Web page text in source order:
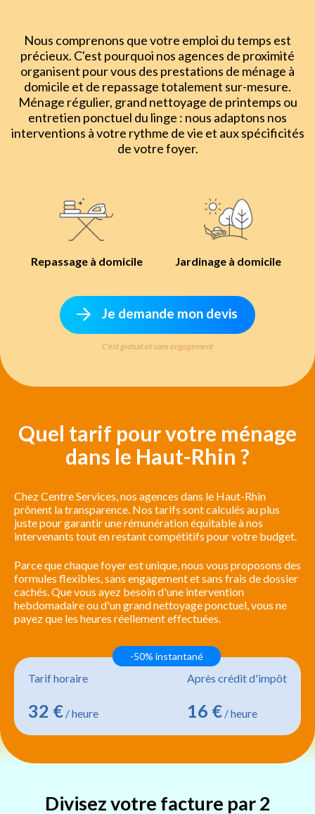
Nous comprenons que votre emploi du temps est
précieux. C'est pourquoi nos agences de proximité
organisent pour vous des prestations de ménage à
domicile et de repassage totalement sur-mesure.
Ménage régulier, grand nettoyage de printemps ou
entretien ponctuel du linge : nous adaptons nos
interventions à votre rythme de vie et aux spécificités
de votre foyer.
Repassage à domicile Jardinage à domicile
Je demande mon devis
C'est gratuit et sans engagement
Quel tarif pour votre ménage
dans le Haut-Rhin ?
Chez Centre Services, nos agences dans le Haut-Rhin
prônent la transparence. Nos tarifs sont calculés au plus
juste pour garantir une rémunération équitable à nos
intervenants tout en restant compétitifs pour votre budget.
Parce que chaque foyer est unique, nous vous proposons des
formules flexibles, sans engagement et sans frais de dossier
cachés. Que vous ayez besoin d'une intervention
hebdomadaire ou d'un grand nettoyage ponctuel, vous ne
payez que les heures réellement effectuées.
Tarif horaire
32 € / heure
Après crédit d'impôt
16 € / heure
-50% instantané
Divisez votre facture par 2